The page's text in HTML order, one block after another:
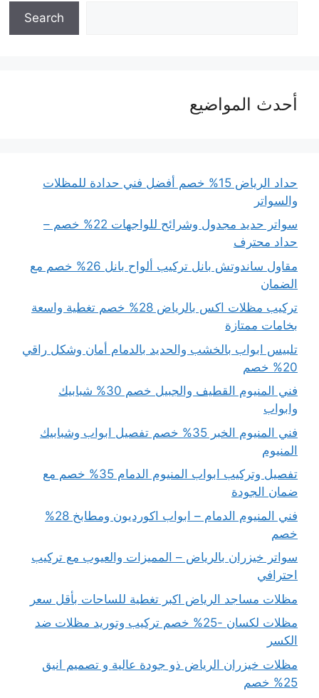
Search
أحدث المواضيع
حداد الرياض 15% خصم أفضل فني حدادة للمظلات
والسواتر
سواتر حديد مجدول وشرائح للواجهات 22% خصم –
حداد محترف
مقاول ساندوتش بانل تركيب ألواح بانل 26% خصم مع
الضمان
تركيب مظلات اكس بالرياض 28% خصم تغطية واسعة
بخامات ممتازة
تلبيس ابواب بالخشب والحديد بالدمام أمان وشكل راقي
20% خصم
فني المنيوم القطيف والجبيل خصم 30% شبابيك
وابواب
فني المنيوم الخبر 35% خصم تفصيل ابواب وشبابيك
المنيوم
تفصيل وتركيب ابواب المنيوم الدمام 35% خصم مع
ضمان الجودة
فني المنيوم الدمام – ابواب اكورديون ومطابخ 28%
خصم
سواتر خيزران بالرياض – المميزات والعيوب مع تركيب
احترافي
مظلات مساجد الرياض اكبر تغطية للساحات بأقل سعر
مظلات لكسان -25% خصم تركيب وتوريد مظلات ضد
الكسر
مظلات خيزران الرياض ذو جودة عالية و تصميم انيق
25% خصم